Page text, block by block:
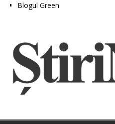
Blogul Green